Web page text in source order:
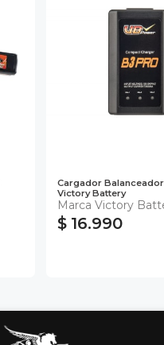
Cargador
Victory Battery
Marca Victory
$ 16.990